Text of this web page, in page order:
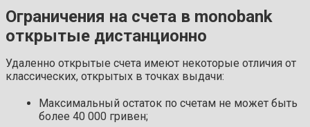
Ограничения на счета в monobank
открытые дистанционно
Удаленно открытые счета имеют некоторые отличия от
классических, открытых в точках выдачи:
Максимальный остаток по счетам не может быть
более 40 000 гривен;